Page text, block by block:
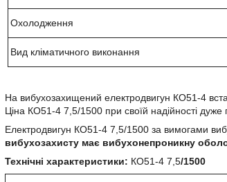
Охолодження
Вид кліматичного виконання
На вибухозахищений електродвигун КО51-4
Ціна КО51-4 7,5/1500 при своїй надійності дуже
Електродвигун КО51-4 7,5/1500 за вимогами
вибухозахисту має вибухонепроникну
Технічні характеристики: КО51-4 7,5/1500